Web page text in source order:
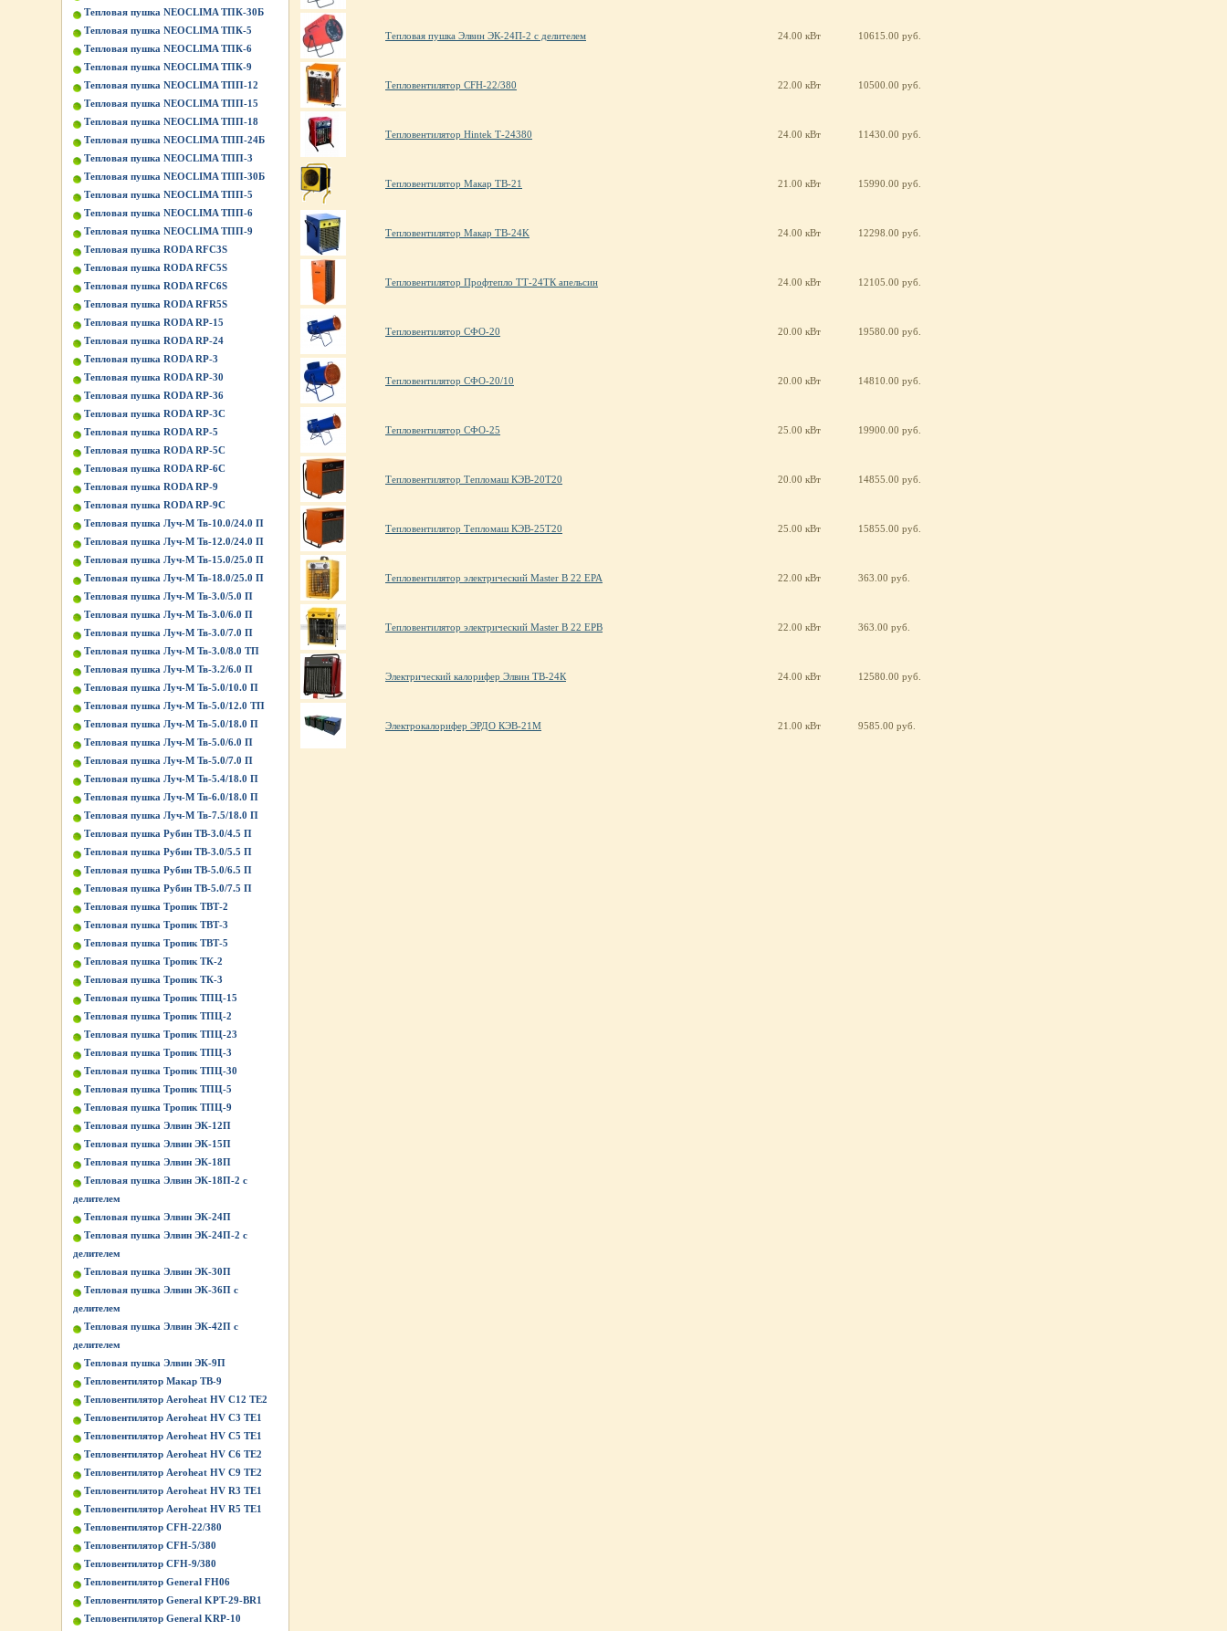
Тепловая пушка NEOCLIMA ТПК-30Б
Тепловая пушка NEOCLIMA ТПК-5
Тепловая пушка NEOCLIMA ТПК-6
Тепловая пушка NEOCLIMA ТПК-9
Тепловая пушка NEOCLIMA ТПП-12
Тепловая пушка NEOCLIMA ТПП-15
Тепловая пушка NEOCLIMA ТПП-18
Тепловая пушка NEOCLIMA ТПП-24Б
Тепловая пушка NEOCLIMA ТПП-3
Тепловая пушка NEOCLIMA ТПП-30Б
Тепловая пушка NEOCLIMA ТПП-5
Тепловая пушка NEOCLIMA ТПП-6
Тепловая пушка NEOCLIMA ТПП-9
Тепловая пушка RODA RFC3S
Тепловая пушка RODA RFC5S
Тепловая пушка RODA RFC6S
Тепловая пушка RODA RFR5S
Тепловая пушка RODA RP-15
Тепловая пушка RODA RP-24
Тепловая пушка RODA RP-3
Тепловая пушка RODA RP-30
Тепловая пушка RODA RP-36
Тепловая пушка RODA RP-3C
Тепловая пушка RODA RP-5
Тепловая пушка RODA RP-5C
Тепловая пушка RODA RP-6C
Тепловая пушка RODA RP-9
Тепловая пушка RODA RP-9C
Тепловая пушка Луч-М Тв-10.0/24.0 П
Тепловая пушка Луч-М Тв-12.0/24.0 П
Тепловая пушка Луч-М Тв-15.0/25.0 П
Тепловая пушка Луч-М Тв-18.0/25.0 П
Тепловая пушка Луч-М Тв-3.0/5.0 П
Тепловая пушка Луч-М Тв-3.0/6.0 П
Тепловая пушка Луч-М Тв-3.0/7.0 П
Тепловая пушка Луч-М Тв-3.0/8.0 ТП
Тепловая пушка Луч-М Тв-3.2/6.0 П
Тепловая пушка Луч-М Тв-5.0/10.0 П
Тепловая пушка Луч-М Тв-5.0/12.0 ТП
Тепловая пушка Луч-М Тв-5.0/18.0 П
Тепловая пушка Луч-М Тв-5.0/6.0 П
Тепловая пушка Луч-М Тв-5.0/7.0 П
Тепловая пушка Луч-М Тв-5.4/18.0 П
Тепловая пушка Луч-М Тв-6.0/18.0 П
Тепловая пушка Луч-М Тв-7.5/18.0 П
Тепловая пушка Рубин ТВ-3.0/4.5 П
Тепловая пушка Рубин ТВ-3.0/5.5 П
Тепловая пушка Рубин ТВ-5.0/6.5 П
Тепловая пушка Рубин ТВ-5.0/7.5 П
Тепловая пушка Тропик ТВТ-2
Тепловая пушка Тропик ТВТ-3
Тепловая пушка Тропик ТВТ-5
Тепловая пушка Тропик ТК-2
Тепловая пушка Тропик ТК-3
Тепловая пушка Тропик ТПЦ-15
Тепловая пушка Тропик ТПЦ-2
Тепловая пушка Тропик ТПЦ-23
Тепловая пушка Тропик ТПЦ-3
Тепловая пушка Тропик ТПЦ-30
Тепловая пушка Тропик ТПЦ-5
Тепловая пушка Тропик ТПЦ-9
Тепловая пушка Элвин ЭК-12П
Тепловая пушка Элвин ЭК-15П
Тепловая пушка Элвин ЭК-18П
Тепловая пушка Элвин ЭК-18П-2 с
делителем
Тепловая пушка Элвин ЭК-24П
Тепловая пушка Элвин ЭК-24П-2 с
делителем
Тепловая пушка Элвин ЭК-30П
Тепловая пушка Элвин ЭК-36П с
делителем
Тепловая пушка Элвин ЭК-42П с
делителем
Тепловая пушка Элвин ЭК-9П
Тепловентилятор Макар ТВ-9
Тепловентилятор Aeroheat HV C12 TE2
Тепловентилятор Aeroheat HV C3 TE1
Тепловентилятор Aeroheat HV C5 TE1
Тепловентилятор Aeroheat HV C6 TE2
Тепловентилятор Aeroheat HV C9 TE2
Тепловентилятор Aeroheat HV R3 TE1
Тепловентилятор Aeroheat HV R5 TE1
Тепловентилятор CFH-22/380
Тепловентилятор CFH-5/380
Тепловентилятор CFH-9/380
Тепловентилятор General FH06
Тепловентилятор General KPT-29-BR1
Тепловентилятор General KRP-10
Тепловая пушка Элвин ЭК-24П-2 с делителем 24.00 кВт 10615.00 руб.
Тепловентилятор CFH-22/380 22.00 кВт 10500.00 руб.
Тепловентилятор Hintek Т-24380 24.00 кВт 11430.00 руб.
Тепловентилятор Макар ТВ-21 21.00 кВт 15990.00 руб.
Тепловентилятор Макар ТВ-24K 24.00 кВт 12298.00 руб.
Тепловентилятор Профтепло ТТ-24ТК апельсин 24.00 кВт 12105.00 руб.
Тепловентилятор СФО-20 20.00 кВт 19580.00 руб.
Тепловентилятор СФО-20/10 20.00 кВт 14810.00 руб.
Тепловентилятор СФО-25 25.00 кВт 19900.00 руб.
Тепловентилятор Тепломаш КЭВ-20Т20 20.00 кВт 14855.00 руб.
Тепловентилятор Тепломаш КЭВ-25Т20 25.00 кВт 15855.00 руб.
Тепловентилятор электрический Master B 22 EPA 22.00 кВт 363.00 руб.
Тепловентилятор электрический Master B 22 EPB 22.00 кВт 363.00 руб.
Электрический калорифер Элвин ТВ-24К 24.00 кВт 12580.00 руб.
Электрокалорифер ЭРДО КЭВ-21М 21.00 кВт 9585.00 руб.